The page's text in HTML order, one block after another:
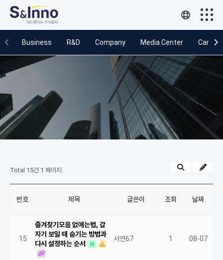
Business R&D Company Media Center Career
Business
R&D
Company
Media Center
Career
Total 15건 1 페이지
번호 제목 글쓴이 조회 날짜
15
즐겨찾기모음 없애는법, 갑
자기 보일 때 숨기는 방법과
다시 설정하는 순서
N
서연67 1 08-07